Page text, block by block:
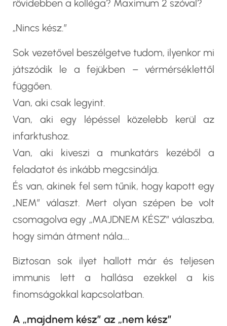
rövidebben a kolléga? Maximum 2 szóval?
„Nincs kész.”
Sok vezetővel beszélgetve tudom, ilyenkor mi
játszódik le a fejükben – vérmérséklettől
függően.
Van, aki csak legyint.
Van, aki egy lépéssel közelebb kerül az
infarktushoz.
Van, aki kiveszi a munkatárs kezéből a
feladatot és inkább megcsinálja.
És van, akinek fel sem tűnik, hogy kapott egy
„NEM” választ. Mert olyan szépen be volt
csomagolva egy „MAJDNEM KÉSZ” válaszba,
hogy simán átment nála….
Biztosan sok ilyet hallott már és teljesen
immunis lett a hallása ezekkel a kis
finomságokkal kapcsolatban.
A „majdnem kész” az „nem kész”